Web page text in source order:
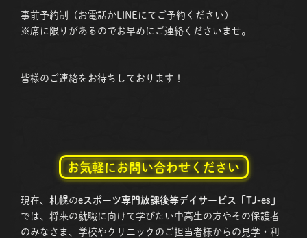
事前予約制（お電話かLINEにてご予約ください）
※席に限りがあるのでお早めにご連絡くださいませ。
皆様のご連絡をお待ちしております！
お気軽にお問い合わせください
現在、 札幌のeスポーツ専門放課後等デイサービス「TJ-es」
では、将来の就職に向けて学びたい中高生の方やその保護者
のみなさま、学校やクリニックのご担当者様からの見学・利